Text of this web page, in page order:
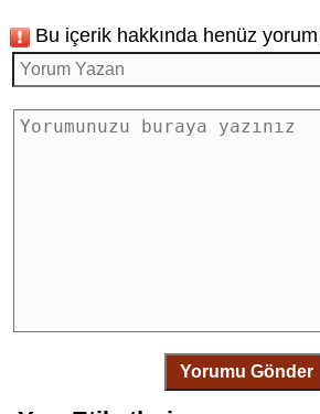
Bu içerik hakkında henüz yorum
Yorumu Gönder